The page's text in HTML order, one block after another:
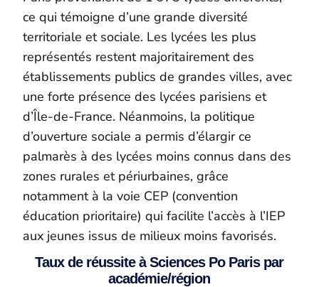
ce qui témoigne d’une grande diversité
territoriale et sociale. Les lycées les plus
représentés restent majoritairement des
établissements publics de grandes villes, avec
une forte présence des lycées parisiens et
d’Île-de-France. Néanmoins, la politique
d’ouverture sociale a permis d’élargir ce
palmarès à des lycées moins connus dans des
zones rurales et périurbaines, grâce
notamment à la voie CEP (convention
éducation prioritaire) qui facilite l’accès à l’IEP
aux jeunes issus de milieux moins favorisés.
Taux de réussite à Sciences Po Paris par
académie/région